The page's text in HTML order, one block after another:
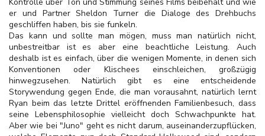
er und Partner Sheldon Turner die Dialoge des Drehbuchs
geschliffen haben, bis sie funkeln.
Das kann und sollte man mögen, muss man natürlich nicht,
unbestreitbar ist es aber eine beachtliche Leistung. Auch
deshalb ist es einfach, über die wenigen Momente, in denen sich
Konventionen oder Klischees einschleichen, großzügig
hinwegzusehen. Natürlich gibt es eine entscheidende
Storywendung gegen Ende, die man vorausahnt, natürlich lernt
Ryan beim das letzte Drittel eröffnenden Familienbesuch, dass
seine Lebensphilosophie vielleicht doch Schwachpunkte hat.
Aber wie bei "Juno" geht es nicht darum, auseinanderzupflücken,